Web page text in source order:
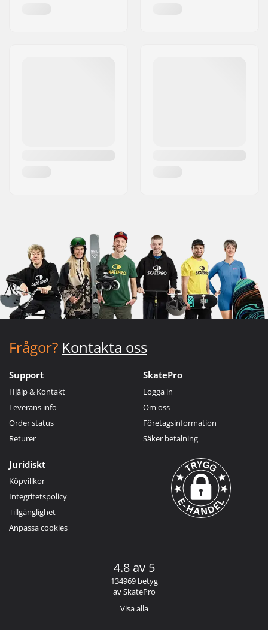
Frågor? Kontakta oss
Support
Hjälp & Kontakt
Leverans info
Order status
Returer
SkatePro
Logga in
Om oss
Företagsinformation
Säker betalning
Juridiskt
Köpvillkor
Integritetspolicy
Tillgänglighet
Anpassa cookies
4.8 av 5
134969 betyg
av SkatePro
Visa alla